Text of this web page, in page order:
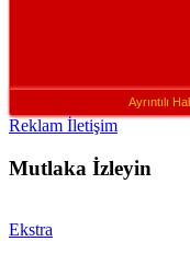
Ayrıntılı
Reklam İletişim
Mutlaka İzleyin
Ekstra